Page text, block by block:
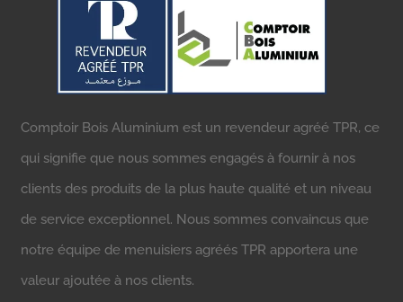
Comptoir Bois Aluminium est un revendeur agréé TPR, ce
qui signifie que nous sommes engagés à fournir à nos
clients des produits de la plus haute qualité et un niveau
de service exceptionnel. Nous sommes convaincus que
notre équipe de menuisiers agréés TPR apportera une
valeur ajoutée à nos clients.